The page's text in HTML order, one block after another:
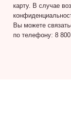
карту. В случае
Вы можете
по телефону: 8